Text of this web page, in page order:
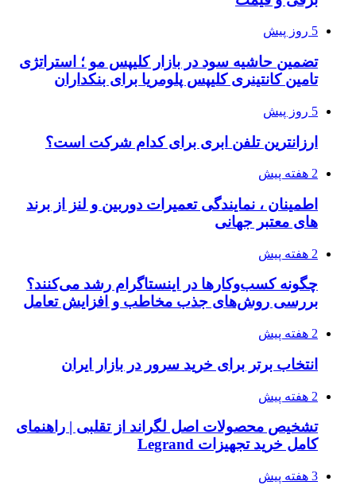
5 روز پیش
تضمین حاشیه سود در بازار کلیپس مو ؛ استراتژی
تامین کانتینری کلیپس پلومریا برای بنکداران
5 روز پیش
ارزانترین تلفن ابری برای کدام شرکت است؟
2 هفته پیش
اطمینان ، نمایندگی تعمیرات دوربین و لنز از برند
های معتبر جهانی
2 هفته پیش
چگونه کسب‌وکارها در اینستاگرام رشد می‌کنند؟
بررسی روش‌های جذب مخاطب و افزایش تعامل
2 هفته پیش
انتخاب برتر برای خرید سرور در بازار ایران
2 هفته پیش
تشخیص محصولات اصل لگراند از تقلبی | راهنمای
کامل خرید تجهیزات Legrand
3 هفته پیش